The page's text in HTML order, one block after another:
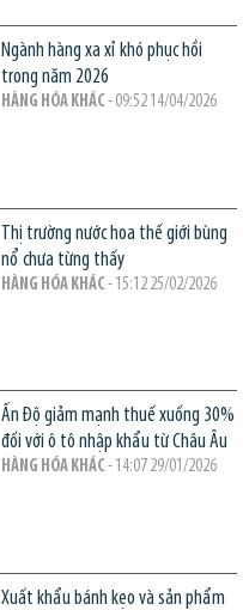
Ngành hàng xa xỉ khó phục hồi
trong năm 2026
HÀNG HÓA KHÁC - 09:52 14/04/2026
Thị trường nước hoa thế giới bùng
nổ chưa từng thấy
HÀNG HÓA KHÁC - 15:12 25/02/2026
Ấn Độ giảm mạnh thuế xuống 30%
đối với ô tô nhập khẩu từ Châu Âu
HÀNG HÓA KHÁC - 14:07 29/01/2026
Xuất khẩu bánh kẹo và sản phẩm